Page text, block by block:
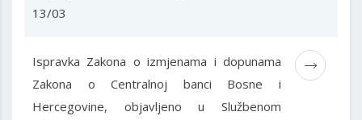
13/03
Ispravka Zakona o izmjenama i dopunama
Zakona o Centralnoj banci Bosne i
Hercegovine, objavljeno u Službenom